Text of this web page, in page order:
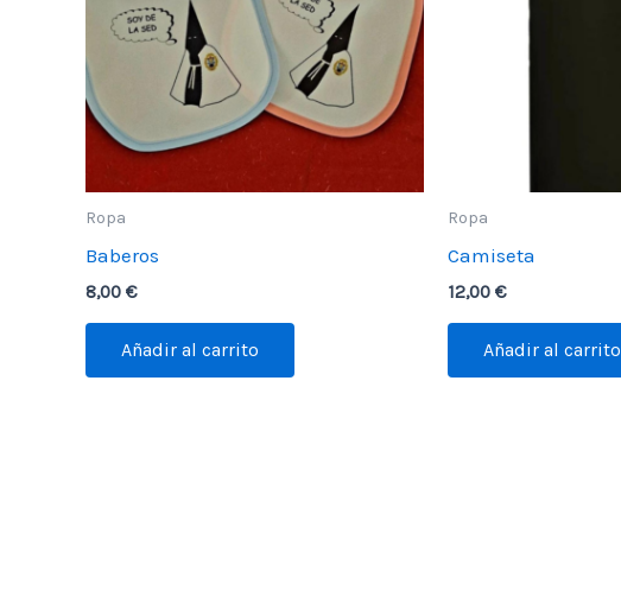
Ropa
Baberos
8,00 €
Añadir al carrito
Ropa
Camiseta
12,00 €
Añadir al carrito